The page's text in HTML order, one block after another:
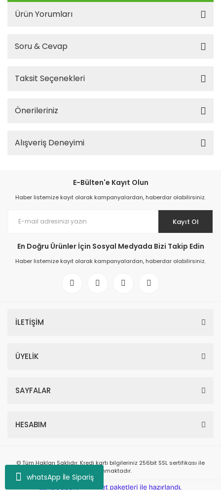
whatsApp İle Sipariş
Ürün Yorumları
Soru & Cevap
Taksit Seçenekleri
Önerileriniz
Alışveriş Deneyimi
E-Bülten'e Kayıt Olun
Haber listemize kayıt olarak kampanyalardan, haberdar olabilirsiniz.
Kayıt Ol
En Doğru Ürünler İçin Sosyal Medyada Bizi Takip Edin
Haber listemize kayıt olarak kampanyalardan, haberdar olabilirsiniz.
İLETİŞİM
ÜYELİK
SAYFALAR
HESABIM
© Tüm Hakları Saklıdır. Kredi kartı bilgileriniz 256bit SSL sertifikası ile
korunmaktadır.
e-